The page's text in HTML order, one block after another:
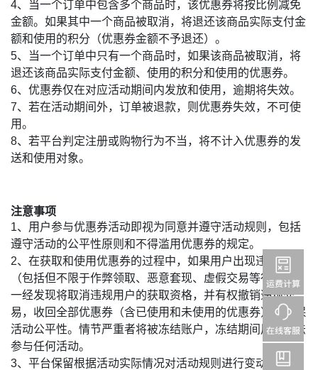
4、当一个订单中包含多个商品时，该优惠券将按比例减免
金额。如果其中一个商品被取消，将退还该商品实际支付金
额和使用的积分（优惠券金额不予退还）。
5、当一个订单中只有一个商品时，如果该商品被取消，将
退还该商品实际支付金额、使用的积分和使用的优惠券。
6、优惠券仅在对应活动期间内发放和使用，逾期将失效。
7、若在活动期间外，订单被退款，则优惠券失效，不可使
用。
8、若平台判定注册或购物行为不当，将不计入优惠券的发
送和使用对象。
注意事项
1、用户参与优惠券活动即视为同意并遵守活动规则，包括
遵守活动的公平性原则和不得滥用优惠券的规定。
2、在获取和使用优惠券的过程中，如果用户出现违规行为
（包括但不限于作弊领取、恶意套现、虚假交易等行为），
一经发现将取消违规用户的获取资格，并有权撤销违规交
易，收回全部优惠券（含已使用和未使用的优惠券），确保
活动公平性。情节严重者将被冻结账户，冻结期间用户无法
参与任何活动。
3、平台保留根据活动实际情况对活动规则进行变动的权